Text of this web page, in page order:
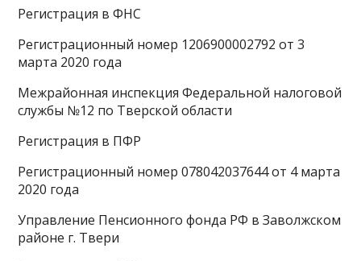
Регистрация в ФНС
Регистрационный номер 1206900002792 от 3
марта 2020 года
Межрайонная инспекция Федеральной налоговой
службы №12 по Тверской области
Регистрация в ПФР
Регистрационный номер 078042037644 от 4 марта
2020 года
Управление Пенсионного фонда РФ в Заволжском
районе г. Твери